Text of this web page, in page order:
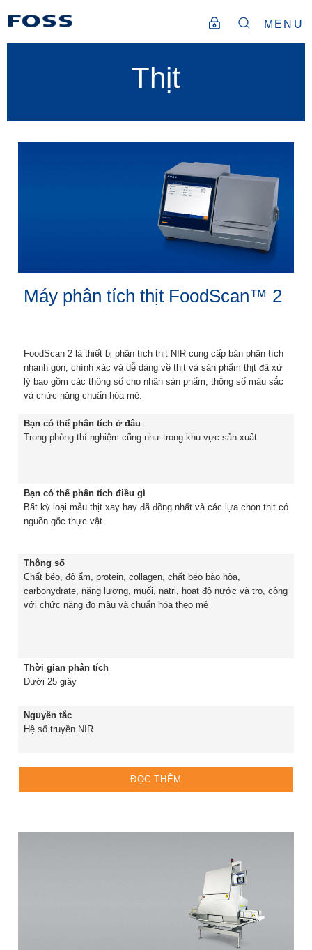
MENU
Thịt
Máy phân tích thịt FoodScan™ 2
FoodScan 2 là thiết bị phân tích thịt NIR cung cấp bản phân tích
nhanh gọn, chính xác và dễ dàng về thịt và sản phẩm thịt đã xử
lý bao gồm các thông số cho nhãn sản phẩm, thông số màu sắc
và chức năng chuẩn hóa mẻ.
Bạn có thể phân tích ở đâu
Trong phòng thí nghiệm cũng như trong khu vực sản xuất
Bạn có thể phân tích điều gì
Bất kỳ loại mẫu thịt xay hay đã đồng nhất và các lựa chọn thịt có
nguồn gốc thực vật
Thông số
Chất béo, độ ẩm, protein, collagen, chất béo bão hòa,
carbohydrate, năng lượng, muối, natri, hoạt độ nước và tro, cộng
với chức năng đo màu và chuẩn hóa theo mẻ
Thời gian phân tích
Dưới 25 giây
Nguyên tắc
Hệ số truyền NIR
ĐỌC THÊM